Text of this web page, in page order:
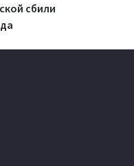
сбили